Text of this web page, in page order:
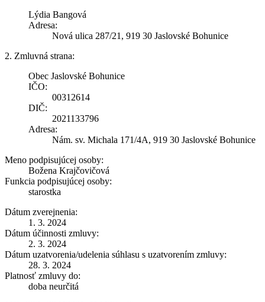
Lýdia Bangová
Adresa:
Nová ulica 287/21, 919 30 Jaslovské Bohunice
2. Zmluvná strana:
Obec Jaslovské Bohunice
IČO:
00312614
DIČ:
2021133796
Adresa:
Nám. sv. Michala 171/4A, 919 30 Jaslovské Bohunice
Meno podpisujúcej osoby:
Božena Krajčovičová
Funkcia podpisujúcej osoby:
starostka
Dátum zverejnenia:
1. 3. 2024
Dátum účinnosti zmluvy:
2. 3. 2024
Dátum uzatvorenia/udelenia súhlasu s uzatvorením zmluvy:
28. 3. 2024
Platnosť zmluvy do:
doba neurčitá